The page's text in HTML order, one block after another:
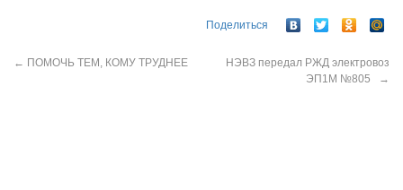
Поделиться
← ПОМОЧЬ ТЕМ, КОМУ ТРУДНЕЕ
НЭВЗ передал РЖД электровоз
ЭП1М №805
→